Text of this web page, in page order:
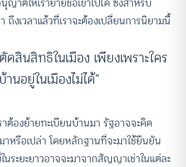
ถึงเวลาแล้วที่เราจะต้องเปลี่ยนการนิยามนี้
สินสิทธิในเมือง เพียงเพราะใคร
นอยู่ในเมืองไม่ได้”
าต้องย้ายทะเบียนบ้านมา รัฐอาจจะคิด
าหรือเปล่า โดยหลักฐานที่จะมาใช้ยืนยัน
ระยะยาวอาจจะมาจากสัญญาเช่าในแต่ละ